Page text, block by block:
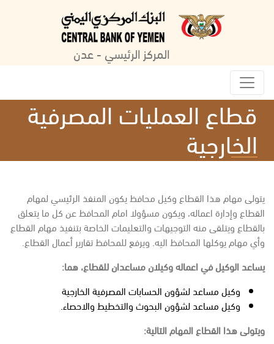
المركز الرئيسي - عدن
قطاع العمليات المصرفية
الخارجية
يتولى مهام هذا القطاع وكيل محافظ يكون المنفذ الرئيسي لمهام
القطاع وإدارة اعماله، ويكون مسؤولا امام المحافظ عن كل ما يتعلق
بالقطاع ويتلقى منه التوجيهات والتعليمات الخاصة بتنفيذ مهام القطاع
وأي مهام يوكلها المحافظ اليه. ويرفع للمحافظ تقارير أعمال القطاع.
يساعد الوكيل في اعماله وكيلان مساعدان للقطاع، هما:
وكيل مساعد لشؤون الحسابات المصرفية الخارجية
وكيل مساعد لشؤون البحوث والتخطيط والاحصاء.
ويتولى هذا القطاع المهام التالية: